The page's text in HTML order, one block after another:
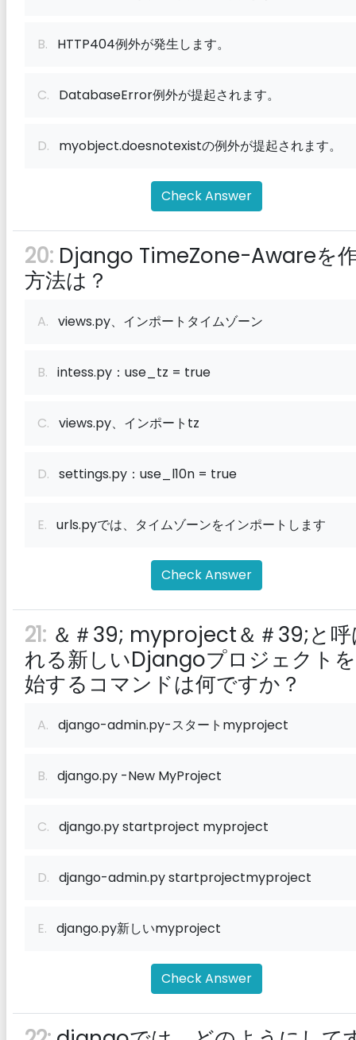
B. HTTP404例外が発生します。
C. DatabaseError例外が提起されます。
D. myobject.doesnotexistの例外が提起されます。
Check Answer
20: Django TimeZone-Awareを
方法は？
A. views.py、インポートタイムゾーン
B. intess.py：use_tz = true
C. views.py、インポートtz
D. settings.py：use_l10n = true
E. urls.pyでは、タイムゾーンをインポートします
Check Answer
21: ＆＃39; myproject＆＃39;と
れる新しいDjangoプロジェクト
始するコマンドは何ですか？
A. django-admin.py-スタートmyproject
B. django.py -New MyProject
C. django.py startproject myproject
D. django-admin.py startprojectmyproject
E. django.py新しいmyproject
Check Answer